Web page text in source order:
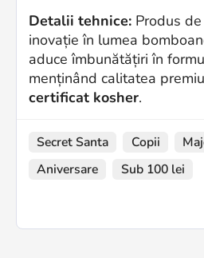
Detalii tehnice: Produs
inovație în lumea
aduce îmbunătățiri în
menținând calitatea
certificat kosher.
Secret Santa Copii
Aniversare
Sub 100 lei